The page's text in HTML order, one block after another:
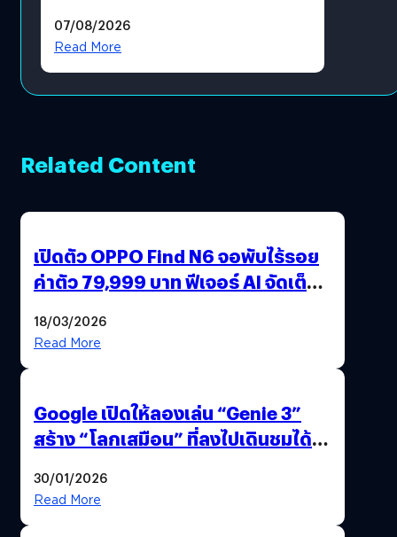
07/08/2026
Read More
Related Content
เปิดตัว OPPO Find N6 จอพับไร้รอย
ค่าตัว 79,999 บาท ฟีเจอร์ AI จัดเต็ม
18/03/2026
Read More
Google เปิดให้ลองเล่น “Genie 3”
สร้าง “โลกเสมือน” ที่ลงไปเดินชมได้
30/01/2026
Read More